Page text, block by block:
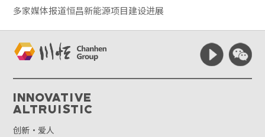
多家媒体报道恒昌新能源项目建设进展
Innovative
Altruistic
创新·爱人